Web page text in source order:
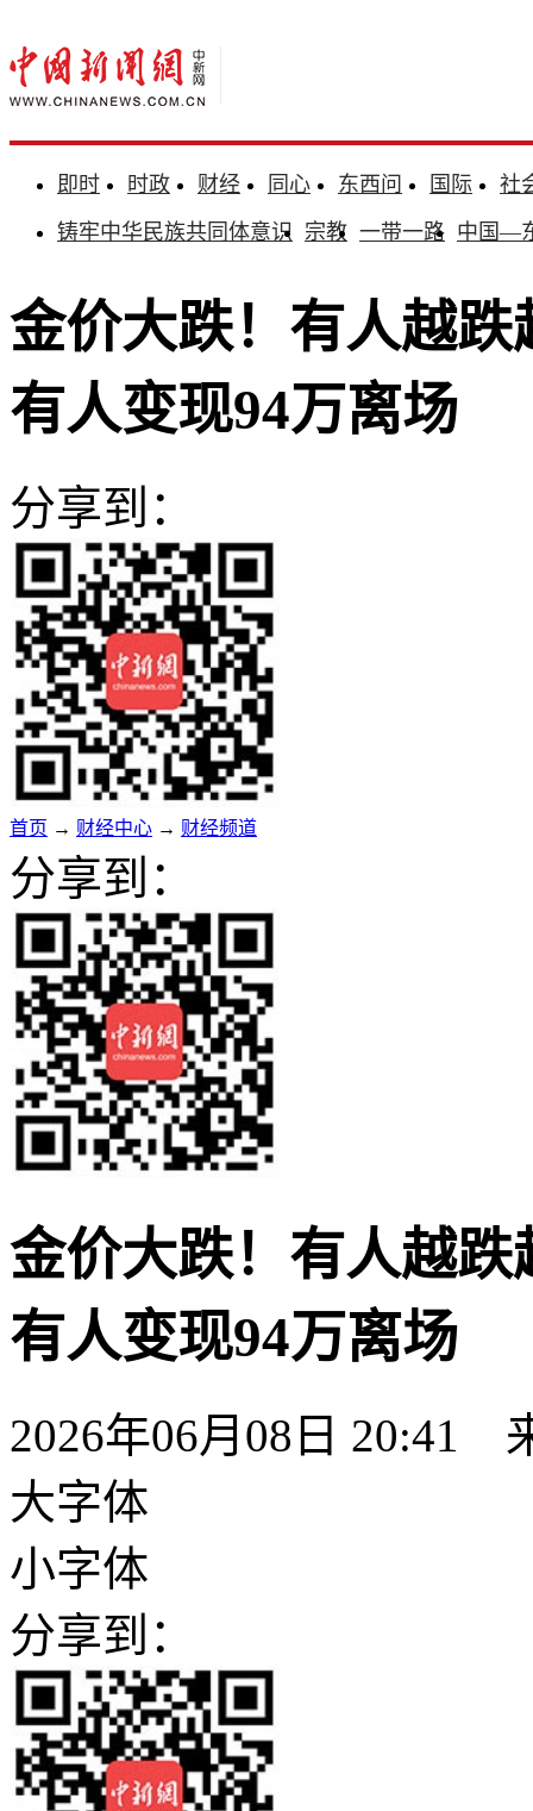
即时 时政 财经 同心 东西问 国际
社
铸牢中华民族共同体意识 宗教 一带一路 中国—
金价大跌！有人越跌
有人变现94万离场
分享到：
首页 → 财经中心 → 财经频道
分享到：
金价大跌！有人越跌
有人变现94万离场
2026年06月08日 20:41
大字体
小字体
分享到：